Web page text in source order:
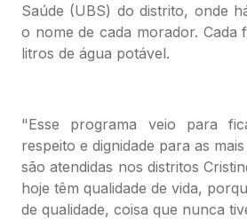
Saúde (UBS) do distrito, onde
o nome de cada morador. Cada
litros de água potável.
"Esse programa veio para
respeito e dignidade para as
são atendidas nos distritos
hoje têm qualidade de vida,
de qualidade, coisa que nunca